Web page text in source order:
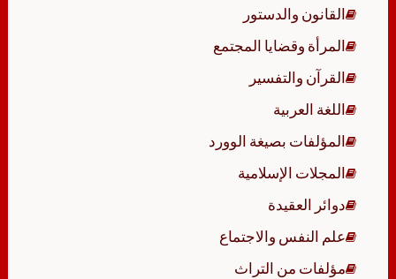
القانون والدستور
المرأة وقضايا المجتمع
القرآن والتفسير
اللغة العربية
المؤلفات بصيغة الوورد
المجلات الإسلامية
دوائر العقيدة
علم النفس والاجتماع
مؤلفات من التراث